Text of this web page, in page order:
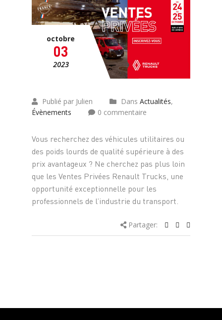
octobre
03
2023
Publié par Julien Dans Actualités,
Évènements
0 commentaire
Vous recherchez des véhicules utilitaires ou
des poids lourds de qualité supérieure à des
prix avantageux ? Ne cherchez pas plus loin
que les Ventes Privées Renault Trucks, une
opportunité exceptionnelle pour les
professionnels de l’industrie du transport.
Partager: